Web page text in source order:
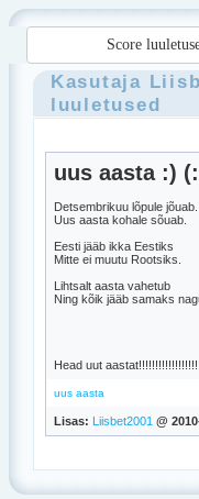
Score
Kasutaja
luuletused
uus aasta :)
Detsembrikuu lõpule jõuab.
Uus aasta kohale sõuab.
Eesti jääb ikka Eestiks
Mitte ei muutu Rootsiks.
Lihtsalt aasta vahetub
Ning kõik jääb samaks
Head uut
uus aasta
Lisas: Liisbet2001 @